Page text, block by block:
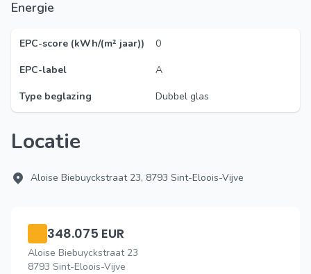
Energie
EPC-score (kWh/(m² jaar))
0
EPC-label
A
Type beglazing
Dubbel glas
Locatie
Aloise Biebuyckstraat 23, 8793 Sint-Eloois-Vijve
348.075 EUR
Aloise Biebuyckstraat 23
8793 Sint-Eloois-Vijve